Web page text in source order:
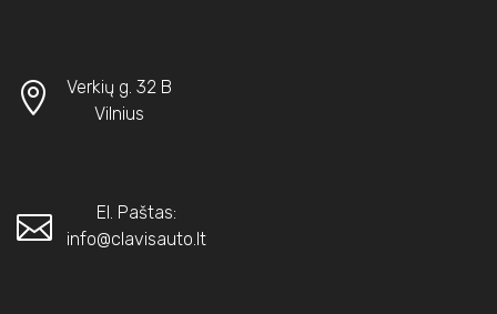
Verkių g. 32 B
Vilnius
El. Paštas:
info@clavisauto.lt